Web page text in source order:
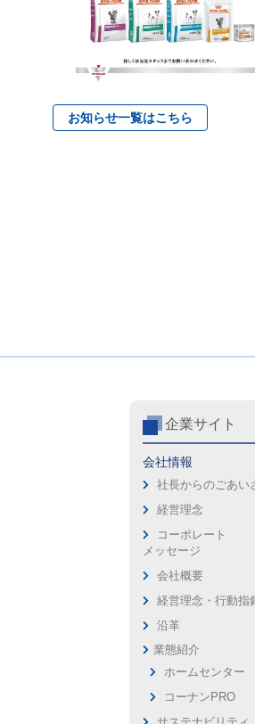
お知らせ一覧はこちら
企業サイト
会社情報
社長からのごあい
経営理念
コーポレート
メッセージ
会社概要
経営理念・行動指
沿革
業態紹介
ホームセンター
コーナンPRO